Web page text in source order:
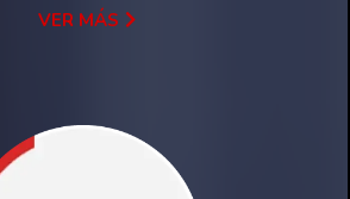
VER MÁS